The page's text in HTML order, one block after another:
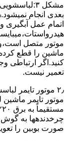
مشکل
اﺗﻤﺎم عمل آﺑﮕﯿﺮی
ﻣﻮﺗﻮر ﻣﺘﺼﻞ
ﻣﺎﺷﯿﻦ را ﻗﻄﻊ کرده
کنید.اﮔﺮ ارﺗﺒﺎطی
ﺗﻌﻤﯿﺮ نیست.
۲٫ ﻣﻮﺗﻮر ﺗﺎﯾﻤﺮ
ﻣﻮﺗﻮر ﺗﺎﯾﻤﺮ
چرخدندهها به گوش
ﺻﻮرت ﺑﻮﺑﯿﻦ را